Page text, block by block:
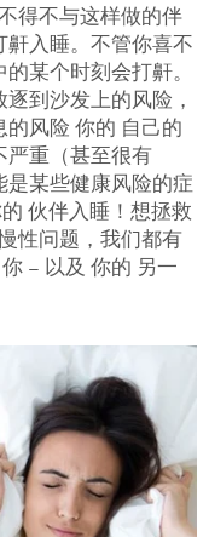
得不与这样做的伴
入睡。不管你喜不
某个时刻会打鼾。
到沙发上的风险，
风险 你的 自己的
严重（甚至很有
某些健康风险的症
伙伴入睡！想拯救
性问题，我们都有
– 以及 你的 另一